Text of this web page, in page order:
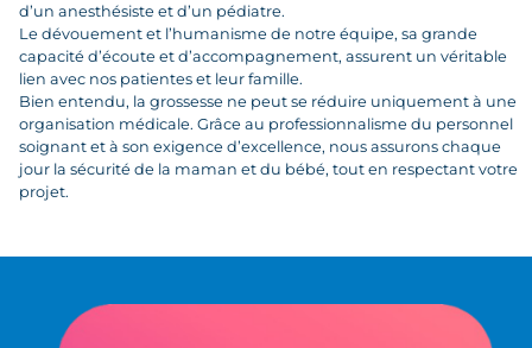
d’un anesthésiste et d’un pédiatre.
Le dévouement et l’humanisme de notre équipe, sa grande
capacité d’écoute et d’accompagnement, assurent un véritable
lien avec nos patientes et leur famille.
Bien entendu, la grossesse ne peut se réduire uniquement à une
organisation médicale. Grâce au professionnalisme du personnel
soignant et à son exigence d’excellence, nous assurons chaque
jour la sécurité de la maman et du bébé, tout en respectant votre
projet.